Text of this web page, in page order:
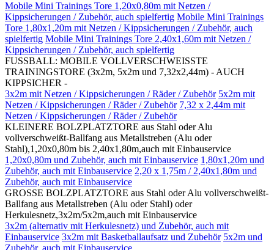
Mobile Mini Trainings Tore 1,20x0,80m mit Netzen /
Kippsicherungen / Zubehör, auch spielfertig Mobile Mini Trainings
Tore 1,80x1,20m mit Netzen / Kippsicherungen / Zubehör, auch
spielfertig Mobile Mini Trainings Tore 2,40x1,60m mit Netzen /
Kippsicherungen / Zubehör, auch spielfertig
FUSSBALL: MOBILE VOLLVERSCHWEISSTE
TRAININGSTORE (3x2m, 5x2m und 7,32x2,44m) - AUCH
KIPPSICHER -
3x2m mit Netzen / Kippsicherungen / Räder / Zubehör 5x2m mit
Netzen / Kippsicherungen / Räder / Zubehör 7,32 x 2,44m mit
Netzen / Kippsicherungen / Räder / Zubehör
KLEINERE BOLZPLATZTORE aus Stahl oder Alu
vollverschweißt-Ballfang aus Metallstreben (Alu oder
Stahl),1,20x0,80m bis 2,40x1,80m,auch mit Einbauservice
1,20x0,80m und Zubehör, auch mit Einbauservice 1,80x1,20m und
Zubehör, auch mit Einbauservice 2,20 x 1,75m / 2,40x1,80m und
Zubehör, auch mit Einbauservice
GROSSE BOLZPLATZTORE aus Stahl oder Alu vollverschweißt-
Ballfang aus Metallstreben (Alu oder Stahl) oder
Herkulesnetz,3x2m/5x2m,auch mit Einbauservice
3x2m (alternativ mit Herkulesnetz) und Zubehör, auch mit
Einbauservice 3x2m mit Basketballaufsatz und Zubehör 5x2m und
Zubehör, auch mit Einbauservice